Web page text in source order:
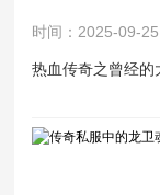
时间：2025-09-25
热血传奇之曾经的